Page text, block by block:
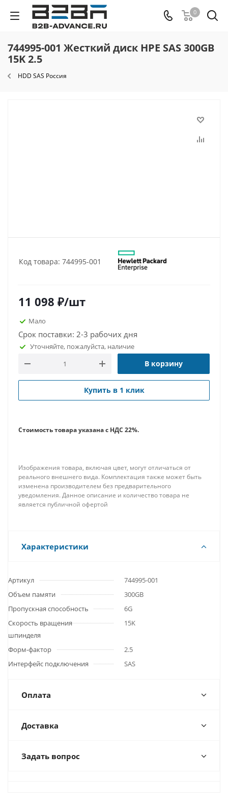
0
744995-001 Жесткий диск HPE SAS 300GB
15K 2.5
HDD SAS Россия
Код товара: 744995-001
11 098 ₽/шт
Мало
Срок поставки: 2-3 рабочих дня
Уточняйте, пожалуйста, наличие
В корзину
Купить в 1 клик
Стоимость товара указана с НДС 22%.
Изображения товара, включая цвет, могут отличаться от
реального внешнего вида. Комплектация также может быть
изменена производителем без предварительного
уведомления. Данное описание и количество товара не
является публичной офертой
Характеристики
Артикул
744995-001
Объем памяти
300GB
Пропускная способность
6G
Скорость вращения
шпинделя
15K
Форм-фактор
2.5
Интерфейс подключения
SAS
Оплата
Доставка
Задать вопрос